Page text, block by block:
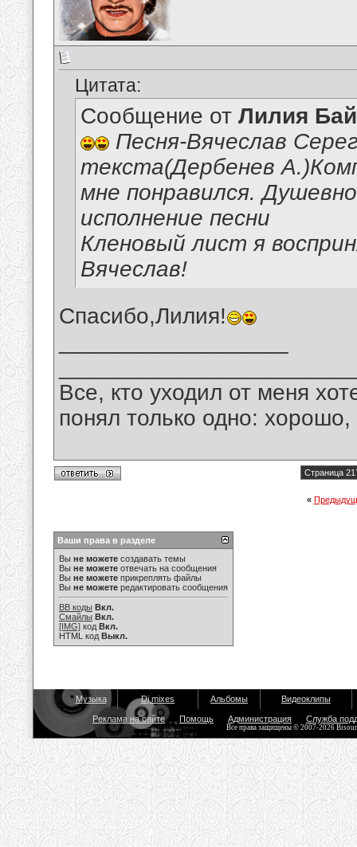
Цитата:
Сообщение от Лилия
Песня-Вячеслав
текста(Дербенев
мне понравился.
исполнение песни
Кленовый лист я
Вячеслав!
Спасибо,Лилия!
Все, кто уходил от меня
понял только одно:
Страница
«
Ваши права в разделе
Вы не можете создавать темы
Вы не можете отвечать на сообщения
Вы не можете прикреплять файлы
Вы не можете редактировать сообщения
BB коды Вкл.
Смайлы Вкл.
[IMG] код Вкл.
HTML код Выкл.
Музыка Dj mixes Альбомы Видеоклипы
Реклама на сайте Помощь Администрация Служба
Все права защищены © 2007-2026